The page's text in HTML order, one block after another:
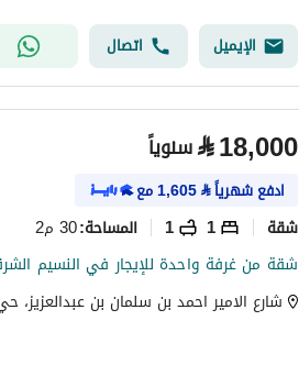
الإيميل اتصال
⃁18,000 سنوياً
ادفع شهرياً⃁
1,605مع
شقة 1
1 المساحة:30 م2
شقة من غرفة واحدة للإيجار في النسيم